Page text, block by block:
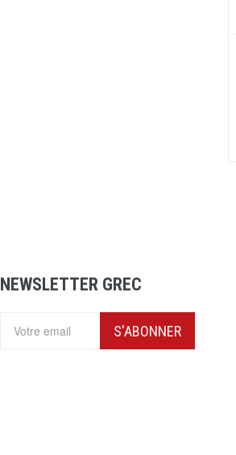
NEWSLETTER GREC
S'ABONNER